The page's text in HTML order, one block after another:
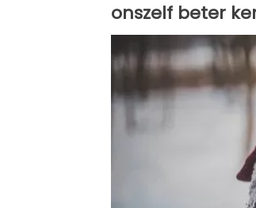
onszelf beter